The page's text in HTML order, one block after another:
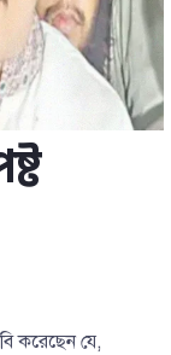
করেছেন যে,